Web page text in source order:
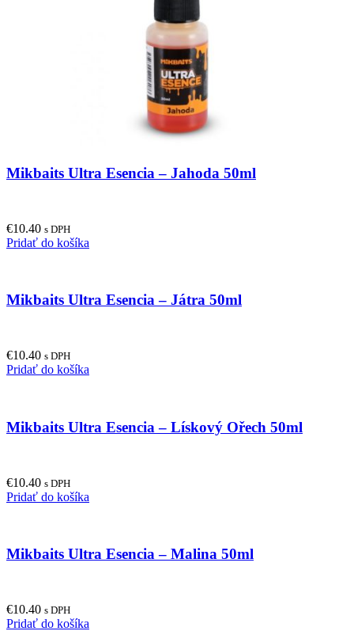
Mikbaits Ultra Esencia – Jahoda 50ml
€10.40 s DPH
Pridať do košíka
Mikbaits Ultra Esencia – Játra 50ml
€10.40 s DPH
Pridať do košíka
Mikbaits Ultra Esencia – Lískový Ořech 50ml
€10.40 s DPH
Pridať do košíka
Mikbaits Ultra Esencia – Malina 50ml
€10.40 s DPH
Pridať do košíka